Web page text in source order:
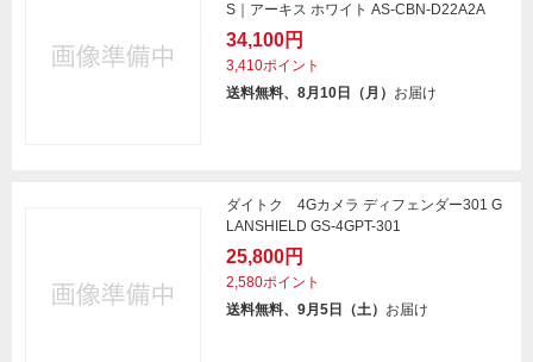
S｜アーキス ホワイト AS-CBN-D22A2A
34,100円
3,410ポイント
送料無料、8月10日（月） お届け
ダイトク 4Gカメラ ディフェンダー301 G
LANSHIELD GS-4GPT-301
25,800円
2,580ポイント
送料無料、9月5日（土） お届け